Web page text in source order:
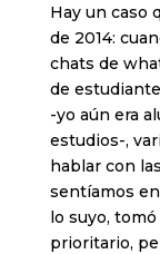
Hay un caso
de 2014:
chats de
de
-yo aún era
estudios-,
hablar con
sentíamos
lo suyo,
prioritario,